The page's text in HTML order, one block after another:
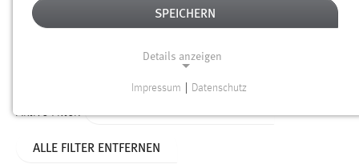
Alter
Aktive Filter:
ALLE FILTER ENTFERNEN
SPEICHERN
Details anzeigen
Funktionen und sind für die einwandfreie Funktion der
Impressum Datenschutz